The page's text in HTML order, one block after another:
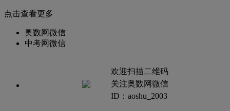
点击查看更多
奥数网微信
中考网微信
欢迎扫描二维码
关注奥数网微信
ID：aoshu_2003